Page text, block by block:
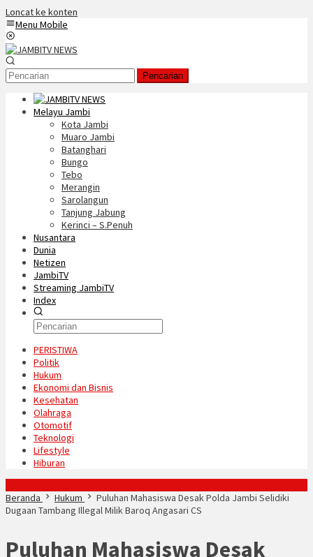
Loncat ke konten
Menu Mobile
Pencarian
Melayu Jambi
Kota Jambi
Muaro Jambi
Batanghari
Bungo
Tebo
Merangin
Sarolangun
Tanjung Jabung
Kerinci – S.Penuh
Nusantara
Dunia
Netizen
JambiTV
Streaming JambiTV
Index
PERISTIWA
Politik
Hukum
Ekonomi dan Bisnis
Kesehatan
Olahraga
Otomotif
Teknologi
Lifestyle
Hiburan
Beranda
Hukum
Puluhan Mahasiswa Desak Polda Jambi Selidiki
Dugaan Tambang Illegal Milik Baroq Angasari CS
Puluhan Mahasiswa Desak